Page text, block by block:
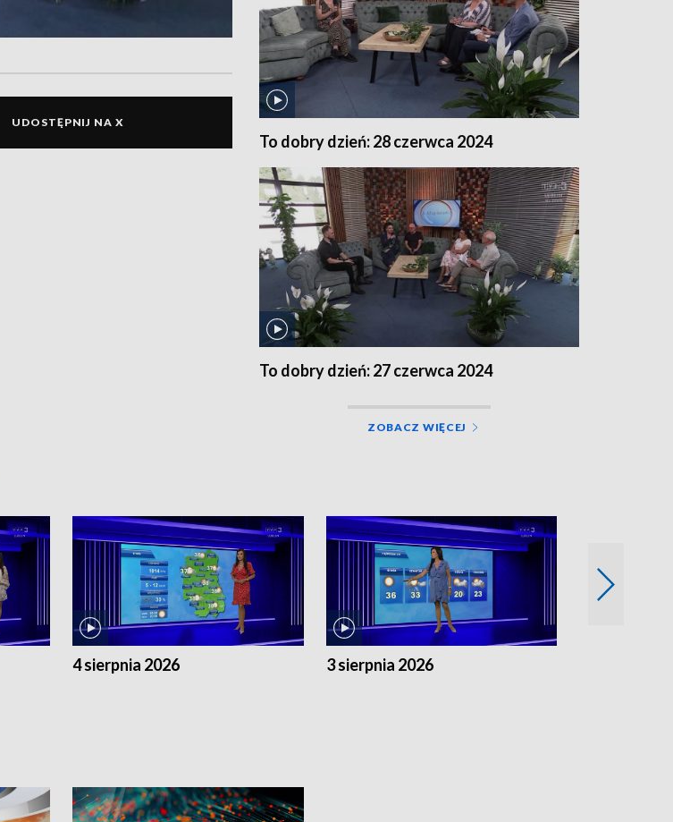
UDOSTĘPNIJ NA X
To dobry dzień: 28 czerwca 2024
To dobry dzień: 27 czerwca 2024
ZOBACZ WIĘCEJ
4 sierpnia 2026 3 sierpnia 2026